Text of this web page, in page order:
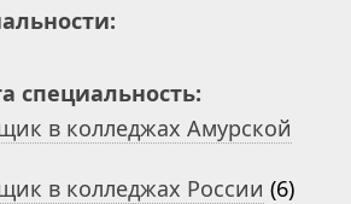
специальность:
в колледжах Амурской
в колледжах России (6)